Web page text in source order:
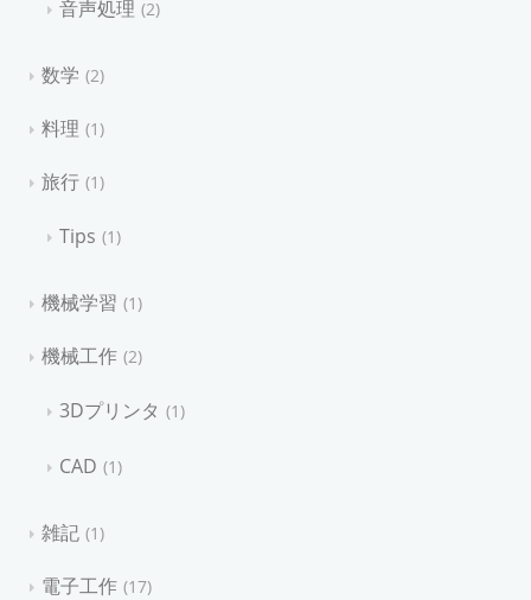
音声処理 2
数学 2
料理 1
旅行 1
Tips 1
機械学習 1
機械工作 2
3Dプリンタ 1
CAD 1
雑記 1
電子工作 17